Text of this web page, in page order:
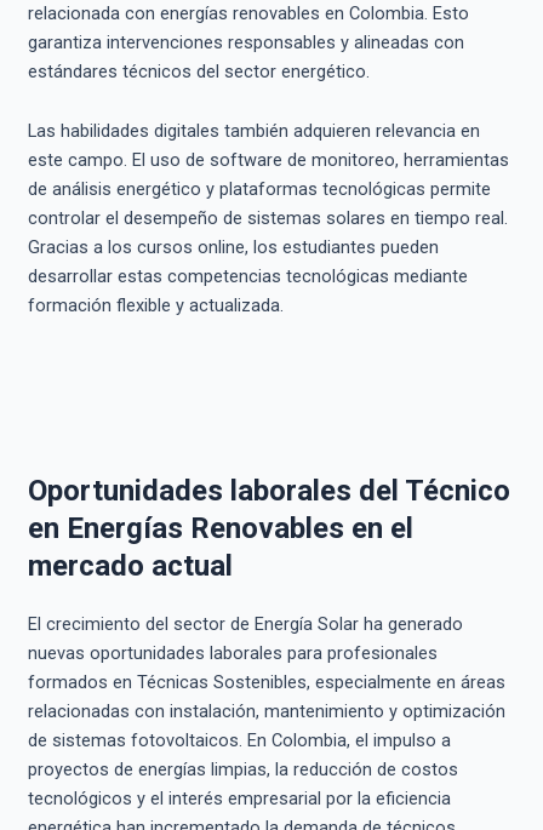
relacionada con energías renovables en Colombia. Esto
garantiza intervenciones responsables y alineadas con
estándares técnicos del sector energético.
Las habilidades digitales también adquieren relevancia en
este campo. El uso de software de monitoreo, herramientas
de análisis energético y plataformas tecnológicas permite
controlar el desempeño de sistemas solares en tiempo real.
Gracias a los cursos online, los estudiantes pueden
desarrollar estas competencias tecnológicas mediante
formación flexible y actualizada.
Oportunidades laborales del Técnico
en Energías Renovables en el
mercado actual
El crecimiento del sector de Energía Solar ha generado
nuevas oportunidades laborales para profesionales
formados en Técnicas Sostenibles, especialmente en áreas
relacionadas con instalación, mantenimiento y optimización
de sistemas fotovoltaicos. En Colombia, el impulso a
proyectos de energías limpias, la reducción de costos
tecnológicos y el interés empresarial por la eficiencia